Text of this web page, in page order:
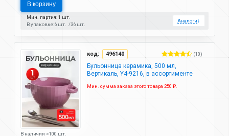
В корзину
Мин. партия: 1 шт.
В упаковке:6 шт. 36 шт.
Аналоги↓
код: 496140 (10)
Бульонница керамика, 500 мл,
Вертикаль, Y4-9216, в ассортименте
Мин. сумма заказа этого товара 250 ₽.
В наличии >100 шт.